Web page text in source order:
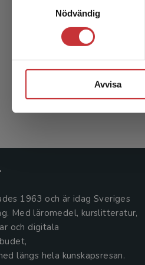
Nödvändig
Avvisa
1963 och är idag Sveriges
Med läromedel, kurslitteratur,
och digitala
längs hela kunskapsresan.